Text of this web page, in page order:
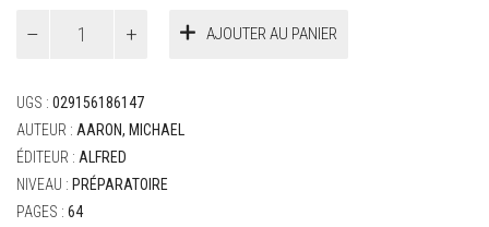
-
Méthode
de
cours
élémentaire
AJOUTER AU PANIER
UGS : 029156186147
AUTEUR : AARON, MICHAEL
ÉDITEUR : ALFRED
NIVEAU : PRÉPARATOIRE
PAGES : 64